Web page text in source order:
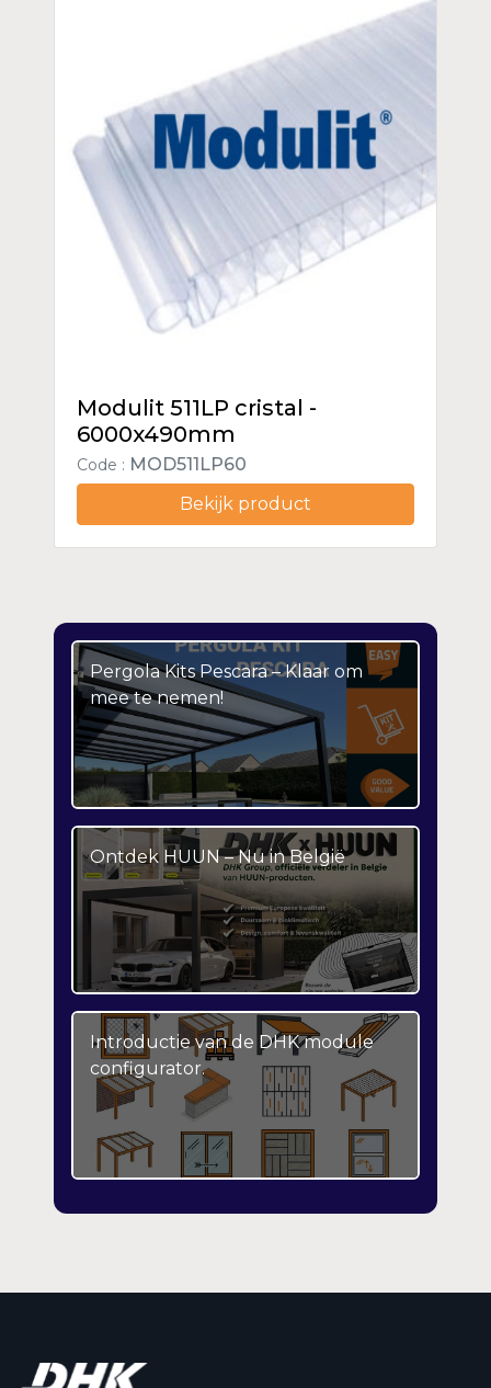
Modulit 511LP cristal -
6000x490mm
Code : MOD511LP60
Bekijk product
Pergola Kits Pescara – Klaar om
mee te nemen!
Ontdek HUUN – Nu in België
Introductie van de DHK module
configurator.